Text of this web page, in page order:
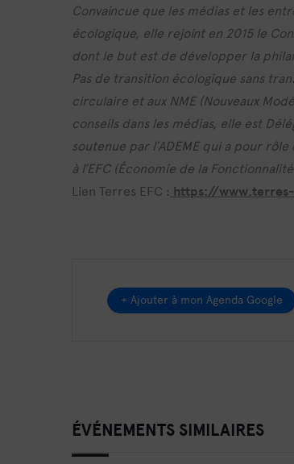
Convaincue que les médias et les
écologique, elle rejoint en 2015 le
dont le but est de développer la
Pas de transition écologique sans
circulaire et aux NME (Nouveaux
conseils dans les médias, elle est
soutenue par l’ADEME qui a pour
à l’EFC (Économie de la
Lien Terres EFC : https://
+ Ajouter à mon Agenda Google
ÉVÉNEMENTS SIMILAIRES